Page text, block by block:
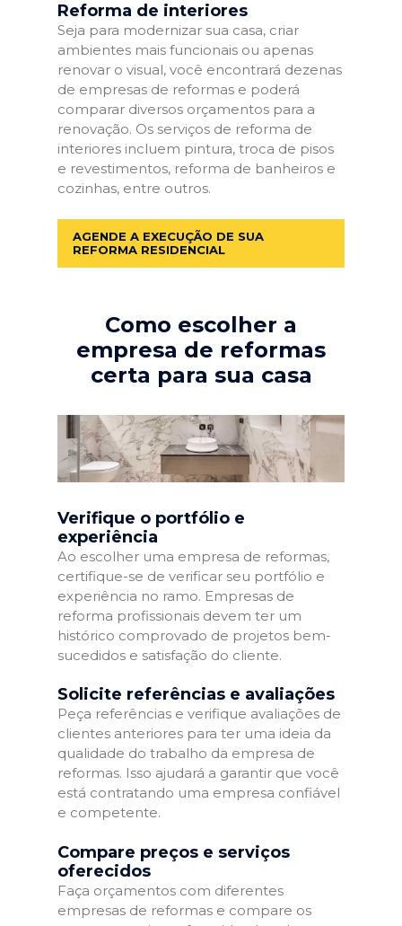
Reforma de interiores
Seja para modernizar sua casa, criar
ambientes mais funcionais ou apenas
renovar o visual, você encontrará dezenas
de empresas de reformas e poderá
comparar diversos orçamentos para a
renovação. Os serviços de reforma de
interiores incluem pintura, troca de pisos
e revestimentos, reforma de banheiros e
cozinhas, entre outros.
AGENDE A EXECUÇÃO DE SUA
REFORMA RESIDENCIAL
Como escolher a
empresa de reformas
certa para sua casa
Verifique o portfólio e
experiência
Ao escolher uma empresa de reformas,
certifique-se de verificar seu portfólio e
experiência no ramo. Empresas de
reforma profissionais devem ter um
histórico comprovado de projetos bem-
sucedidos e satisfação do cliente.
Solicite referências e avaliações
Peça referências e verifique avaliações de
clientes anteriores para ter uma ideia da
qualidade do trabalho da empresa de
reformas. Isso ajudará a garantir que você
está contratando uma empresa confiável
e competente.
Compare preços e serviços
oferecidos
Faça orçamentos com diferentes
empresas de reformas e compare os